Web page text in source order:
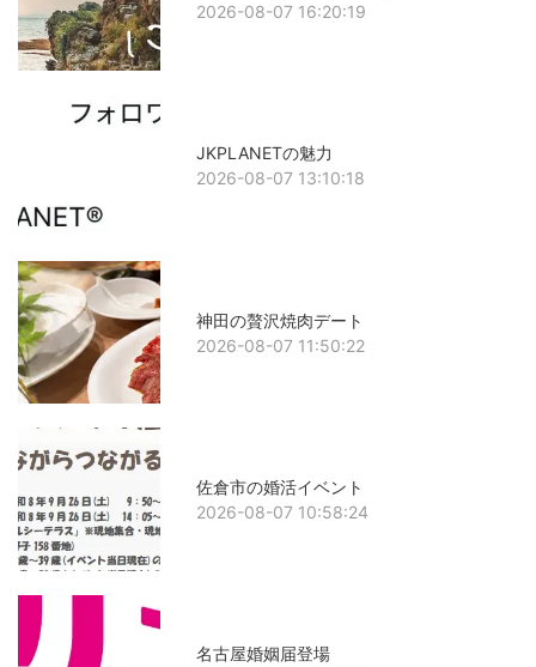
2026-08-07 16:20:19
JKPLANETの魅力
2026-08-07 13:10:18
神田の贅沢焼肉デート
2026-08-07 11:50:22
佐倉市の婚活イベント
2026-08-07 10:58:24
名古屋婚姻届登場